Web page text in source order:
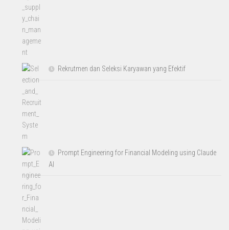
Rekrutmen dan Seleksi Karyawan yang Efektif
Prompt Engineering for Financial Modeling using Claude
AI